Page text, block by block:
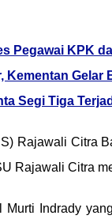
Pegawai KPK
Kementan Gelar
Segi Tiga
Rajawali Citra
Rajawali Citra
Indrady